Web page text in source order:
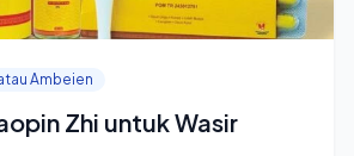
Ambeien
Zhi untuk Wasir